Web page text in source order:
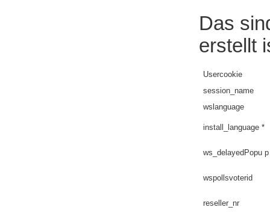
Das
erstellt
Usercookie
session_name
wslanguage
install_language *
ws_delayedPopu
wspollsvoterid
reseller_nr